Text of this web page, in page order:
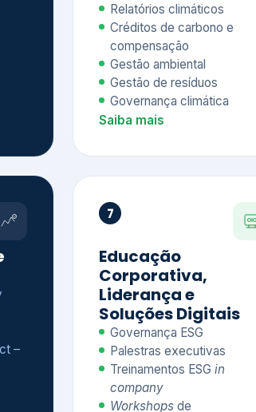
Relatórios climáticos
Créditos de carbono e
compensação
Gestão ambiental
Gestão de resíduos
Governança climática
Saiba mais
–
7
Educação
Corporativa,
Liderança e
Soluções Digitais
Governança ESG
Palestras executivas
Treinamentos ESG in
company
Workshops de